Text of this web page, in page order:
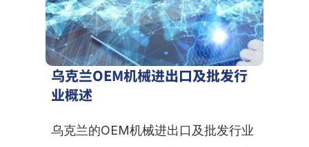
乌克兰OEM机械进出口及批发行
业概述
乌克兰的OEM机械进出口及批发行业